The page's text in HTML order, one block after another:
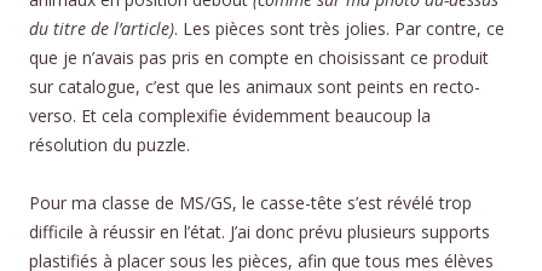
du titre de l’article). Les pièces sont très jolies. Par contre, ce
que je n’avais pas pris en compte en choisissant ce produit
sur catalogue, c’est que les animaux sont peints en recto-
verso. Et cela complexifie évidemment beaucoup la
résolution du puzzle.
Pour ma classe de MS/GS, le casse-tête s’est révélé trop
difficile à réussir en l’état. J’ai donc prévu plusieurs supports
plastifiés à placer sous les pièces, afin que tous mes élèves